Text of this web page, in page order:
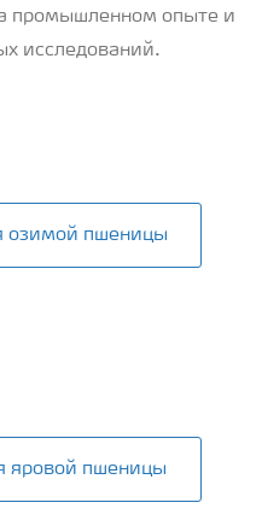
промышленном опыте и
исследований.
озимой пшеницы
яровой пшеницы